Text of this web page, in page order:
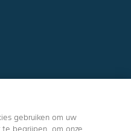
gebruiken om uw
begrijpen, om onze